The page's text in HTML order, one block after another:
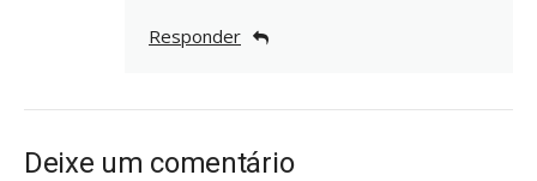
Responder
Deixe um comentário